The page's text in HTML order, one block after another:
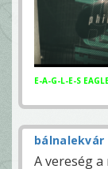
E-A-G-L-E-S
bálnalekvár
A vereség